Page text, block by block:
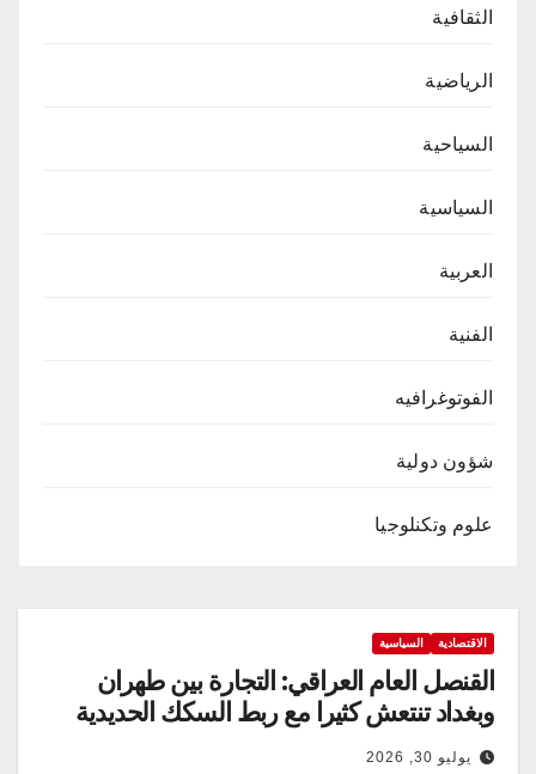
الثقافية
الرياضية
السياحية
السياسية
العربية
الفنية
الفوتوغرافيه
شؤون دولية
علوم وتكنلوجيا
الاقتصادية السياسية
القنصل العام العراقي: التجارة بين طهران
وبغداد تنتعش كثيرا مع ربط السكك الحديدية
يوليو 30, 2026